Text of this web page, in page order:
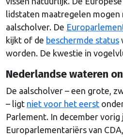
lidstaten maatregelen mogen
aalscholver. De
kijkt of de beschermde status
worden. De kwestie in
Nederlandse wateren
De aalscholver – een grote,
– ligt niet voor het eerst
Parlement. In december vorig
Europarlementariërs van